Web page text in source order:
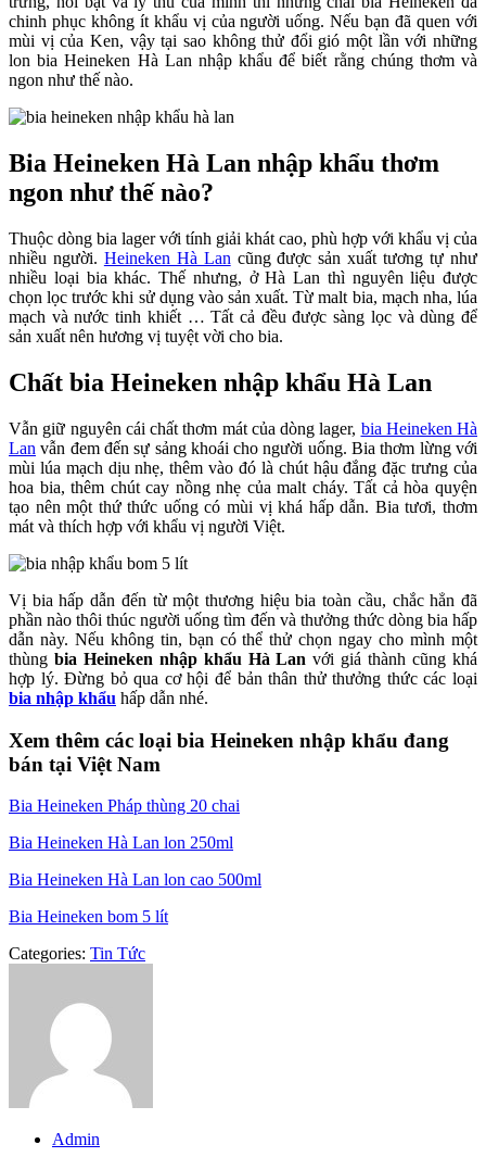
chinh phục không ít khẩu vị của người uống. Nếu bạn đã quen với
mùi vị của Ken, vậy tại sao không thử đổi gió một lần với những
lon bia Heineken Hà Lan nhập khẩu để biết rằng chúng thơm và
ngon như thế nào.
Bia Heineken Hà Lan nhập khẩu thơm
ngon như thế nào?
Thuộc dòng bia lager với tính giải khát cao, phù hợp với khẩu vị của
nhiều người. Heineken Hà Lan cũng được sản xuất tương tự như
nhiều loại bia khác. Thế nhưng, ở Hà Lan thì nguyên liệu được
chọn lọc trước khi sử dụng vào sản xuất. Từ malt bia, mạch nha, lúa
mạch và nước tinh khiết … Tất cả đều được sàng lọc và dùng để
sản xuất nên hương vị tuyệt vời cho bia.
Chất bia Heineken nhập khẩu Hà Lan
Vẫn giữ nguyên cái chất thơm mát của dòng lager, bia Heineken Hà
Lan vẫn đem đến sự sảng khoái cho người uống. Bia thơm lừng với
mùi lúa mạch dịu nhẹ, thêm vào đó là chút hậu đắng đặc trưng của
hoa bia, thêm chút cay nồng nhẹ của malt cháy. Tất cả hòa quyện
tạo nên một thứ thức uống có mùi vị khá hấp dẫn. Bia tươi, thơm
mát và thích hợp với khẩu vị người Việt.
Vị bia hấp dẫn đến từ một thương hiệu bia toàn cầu, chắc hẳn đã
phần nào thôi thúc người uống tìm đến và thưởng thức dòng bia hấp
dẫn này. Nếu không tin, bạn có thể thử chọn ngay cho mình một
thùng bia Heineken nhập khẩu Hà Lan với giá thành cũng khá
hợp lý. Đừng bỏ qua cơ hội để bản thân thử thưởng thức các loại
bia nhập khẩu hấp dẫn nhé.
Xem thêm các loại bia Heineken nhập khẩu đang
bán tại Việt Nam
Bia Heineken Pháp thùng 20 chai
Bia Heineken Hà Lan lon 250ml
Bia Heineken Hà Lan lon cao 500ml
Bia Heineken bom 5 lít
Categories: Tin Tức
Admin